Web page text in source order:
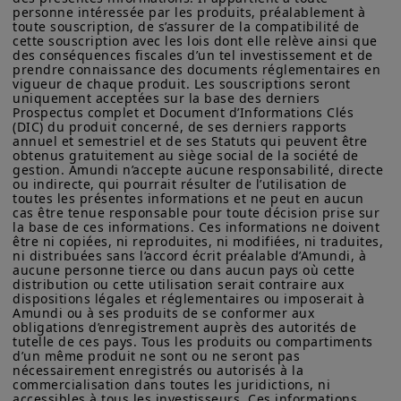
obligations d'État françaises (OAT), le
spread OAT-Bund s'élargissant à
environ 80 points de base. La
volatilité des spreads et la « prime
de risque politique » de 20 à 25
points de base par rapport à leur
juste valeur actuellement intégrée
dans les cours devraient persister
jusqu'à ce que la situation politique
soit plus claire, même si les marchés
des obligations d'État françaises
entrent dans cette phase plutôt en
position de force, grâce à une
liquidité élevée et à la politique
accommodante de la Banque
centrale européenne (BCE).
peuvent évoluer dans le temps et être mises à jour par Amundi
Asset Management, sans préavis et à tout moment.
Votre accès à ce site est soumis au respect de la
réglementation française en vigueur et aux «Mentions légales /
Conditions générales d’accès au site».
En choisissant d’accéder à notre site, vous reconnaissez avoir
pris connaissance de ces Conditions et les avoir acceptées.
Nous vous conseillons, dans votre intérêt, de les lire
attentivement.
personne intéressée par les produits, préalablement à
toute souscription, de s’assurer de la compatibilité de
cette souscription avec les lois dont elle relève ainsi que
des conséquences fiscales d’un tel investissement et de
prendre connaissance des documents réglementaires en
vigueur de chaque produit. Les souscriptions seront
uniquement acceptées sur la base des derniers
Prospectus complet et Document d’Informations Clés
(DIC) du produit concerné, de ses derniers rapports
annuel et semestriel et de ses Statuts qui peuvent être
obtenus gratuitement au siège social de la société de
gestion. Amundi n’accepte aucune responsabilité, directe
ou indirecte, qui pourrait résulter de l’utilisation de
toutes les présentes informations et ne peut en aucun
cas être tenue responsable pour toute décision prise sur
la base de ces informations. Ces informations ne doivent
être ni copiées, ni reproduites, ni modifiées, ni traduites,
ni distribuées sans l’accord écrit préalable d’Amundi, à
aucune personne tierce ou dans aucun pays où cette
distribution ou cette utilisation serait contraire aux
dispositions légales et réglementaires ou imposerait à
Amundi ou à ses produits de se conformer aux
obligations d’enregistrement auprès des autorités de
tutelle de ces pays. Tous les produits ou compartiments
d’un même produit ne sont ou ne seront pas
nécessairement enregistrés ou autorisés à la
commercialisation dans toutes les juridictions, ni